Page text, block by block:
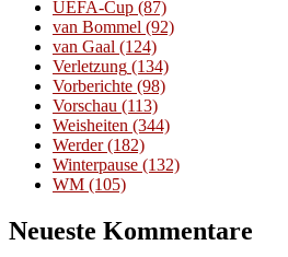
UEFA-Cup (87)
van Bommel (92)
van Gaal (124)
Verletzung (134)
Vorberichte (98)
Vorschau (113)
Weisheiten (344)
Werder(182)
Winterpause (132)
WM (105)
Neueste Kommentare